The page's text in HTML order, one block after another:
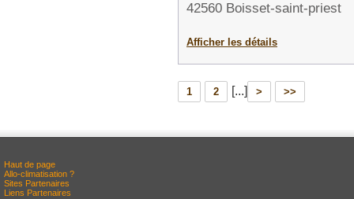
42560 Boisset-saint-priest
Afficher les détails
1 2 [...] > >>
Haut de page
Allo-climatisation ?
Sites Partenaires
Liens Partenaires